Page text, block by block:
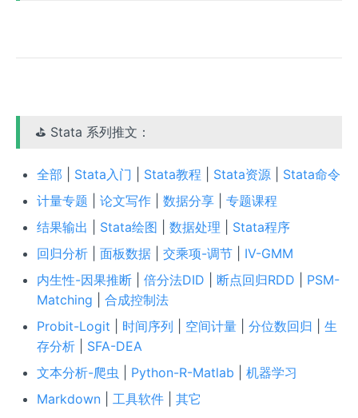
⛳ Stata 系列推文：
全部 Stata入门 Stata教程 Stata资源| Stata命令
计量专题
论文写作| 数据分享| 专题课程
结果输出
Stata绘图 数据处理
Stata程序
回归分析| 面板数据| 交乘项-调节| IV-GMM
内生性-因果推断| 倍分法DID 断点回归RDD
PSM-
Matching
合成控制法
Probit-Logit
时间序列 空间计量| 分位数回归
生
存分析| SFA-DEA
文本分析-爬虫
Python-R-Matlab
机器学习
Markdown| 工具软件| 其它